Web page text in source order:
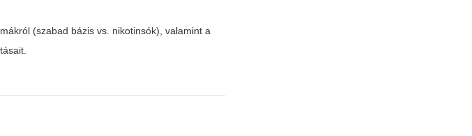
(szabad bázis vs. nikotinsók), valamint a